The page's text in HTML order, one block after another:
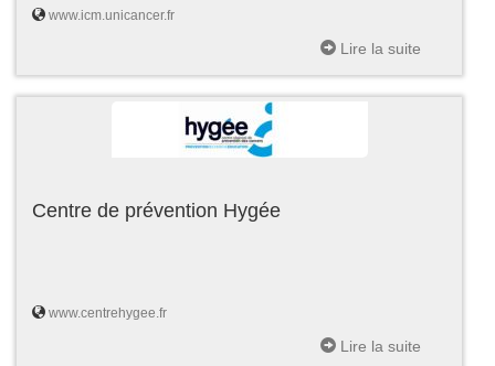
www.icm.unicancer.fr
Lire la suite
Centre de prévention Hygée
www.centrehygee.fr
Lire la suite